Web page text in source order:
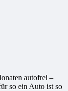
autofrei –
so ein Auto ist so